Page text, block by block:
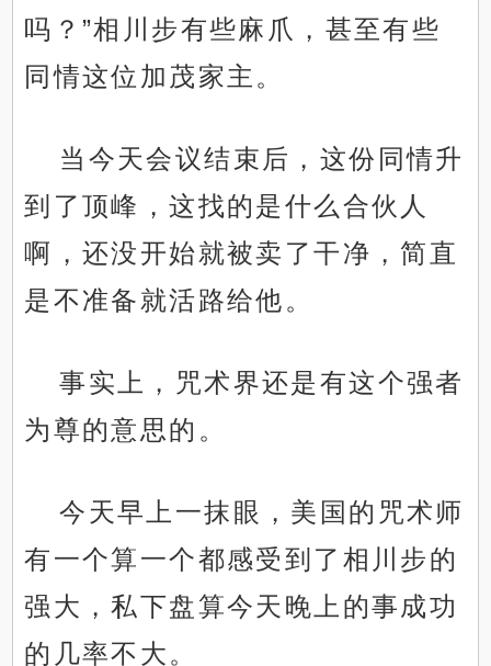
吗？”相川步有些麻爪，甚至有些
同情这位加茂家主。
当今天会议结束后，这份同情升
到了顶峰，这找的是什么合伙人
啊，还没开始就被卖了干净，简直
是不准备就活路给他。
事实上，咒术界还是有这个强者
为尊的意思的。
今天早上一抹眼，美国的咒术师
有一个算一个都感受到了相川步的
强大，私下盘算今天晚上的事成功
的几率不大。